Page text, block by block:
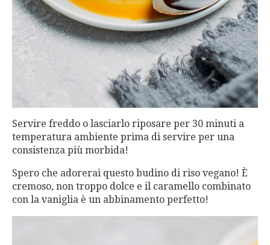
Servire freddo o lasciarlo riposare per 30 minuti a
temperatura ambiente prima di servire per una
consistenza più morbida!
Spero che adorerai questo budino di riso vegano! È
cremoso, non troppo dolce e il caramello combinato
con la vaniglia è un abbinamento perfetto!